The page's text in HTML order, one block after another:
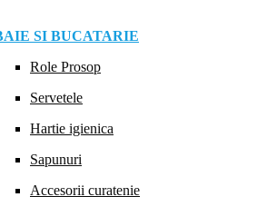
SI BUCATARIE
Role Prosop
Servetele
Hartie igienica
Sapunuri
Accesorii curatenie